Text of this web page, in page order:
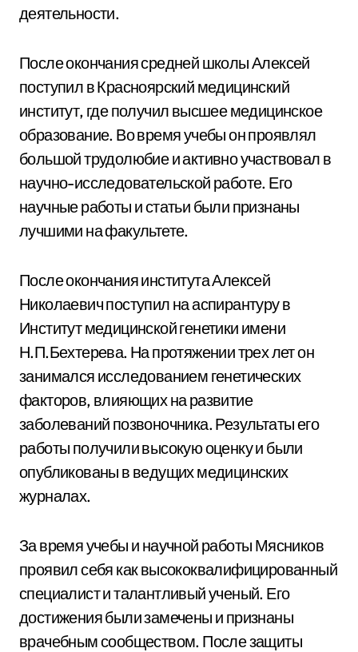
деятельности.
После окончания средней школы Алексей
поступил в Красноярский медицинский
институт, где получил высшее медицинское
образование. Во время учебы он проявлял
большой трудолюбие и активно участвовал в
научно-исследовательской работе. Его
научные работы и статьи были признаны
лучшими на факультете.
После окончания института Алексей
Николаевич поступил на аспирантуру в
Институт медицинской генетики имени
Н.П.Бехтерева. На протяжении трех лет он
занимался исследованием генетических
факторов, влияющих на развитие
заболеваний позвоночника. Результаты его
работы получили высокую оценку и были
опубликованы в ведущих медицинских
журналах.
За время учебы и научной работы Мясников
проявил себя как высококвалифицированный
специалист и талантливый ученый. Его
достижения были замечены и признаны
врачебным сообществом. После защиты